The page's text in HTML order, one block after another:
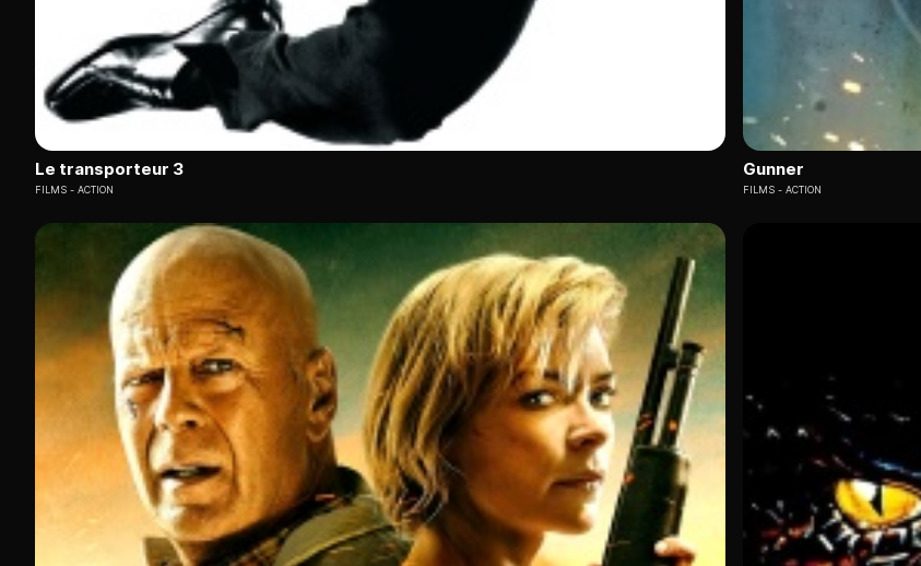
Le transporteur 3
FILMS ACTION
Gunner
FILMS ACTION